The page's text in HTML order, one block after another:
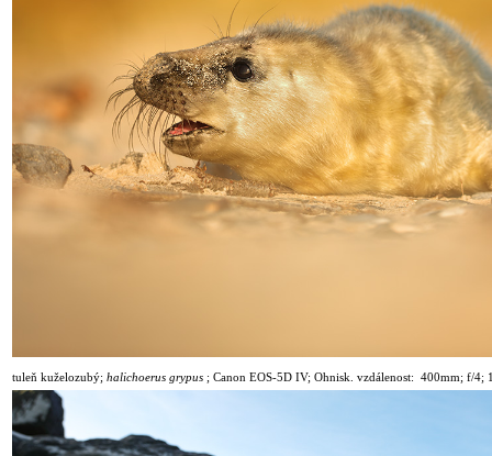
tuleň kuželozubý; halichoerus grypus ; Canon EOS-5D IV; Ohnisk. vzdálenost: 400mm; f/4;